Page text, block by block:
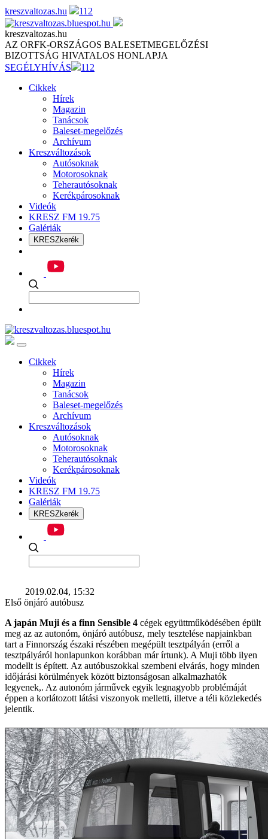
Skip
to
content
kreszvaltozas.hu 112
kreszvaltozas.hu
AZ ORFK-ORSZÁGOS BALESETMEGELŐZÉSI
BIZOTTSÁG HIVATALOS HONLAPJA
SEGÉLYHÍVÁS
112
Cikkek
Hírek
Magazin
Tanácsok
Baleset-megelőzés
Archívum
Kreszváltozások
Autósoknak
Motorosoknak
Teherautósoknak
Kerékpárosoknak
Videók
KRESZ FM 19.75
Galériák
KRESZkerék
Cikkek
Hírek
Magazin
Tanácsok
Baleset-megelőzés
Archívum
Kreszváltozások
Autósoknak
Motorosoknak
Teherautósoknak
Kerékpárosoknak
Videók
KRESZ FM 19.75
Galériák
KRESZkerék
2019.02.04, 15:32
Első önjáró autóbusz
A japán Muji és a finn Sensible 4 cégek együttműködésében épült
meg az az autonóm, önjáró autóbusz, mely tesztelése napjainkban
tart a Finnország északi részében megépült tesztpályán (erről a
tesztpályáról honlapunkon korábban már írtunk). A Muji több ilyen
modellt is épített. Az autóbuszokkal szembeni elvárás, hogy minden
időjárási körülmények között biztonságosan alkalmazhatók
legyenek,. Az autonóm járművek egyik legnagyobb problémáját
éppen a korlátozott látási viszonyok melletti, illetve a téli közlekedés
jelentik.